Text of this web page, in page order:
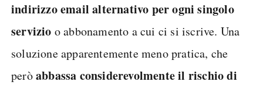
indirizzo email alternativo per ogni singolo
servizio o abbonamento a cui ci si iscrive. Una
soluzione apparentemente meno pratica, che
peròabbassa considerevolmente il rischio di